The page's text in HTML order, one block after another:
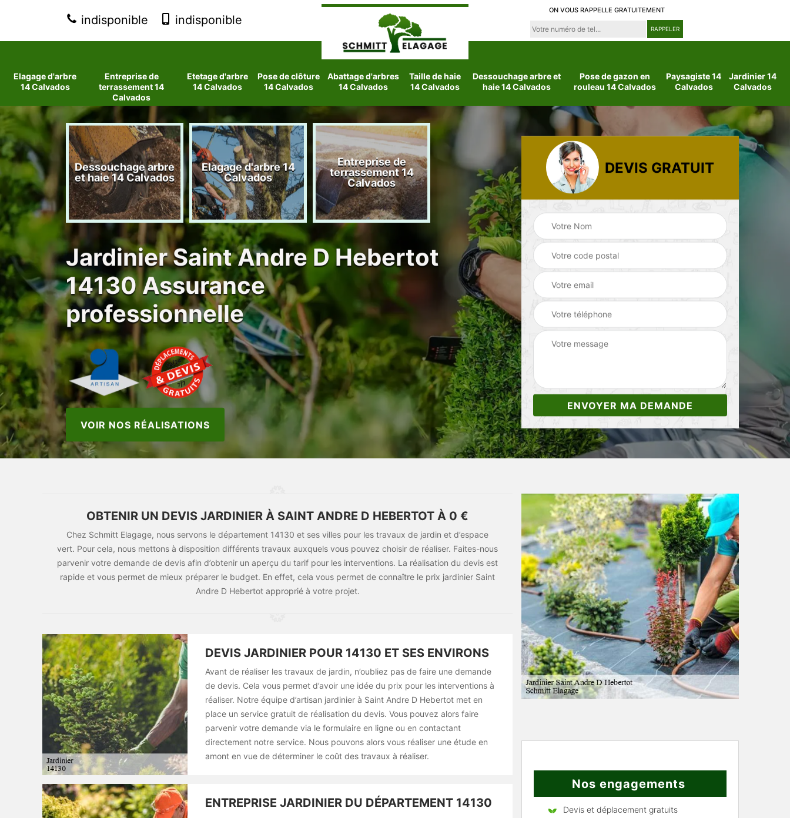
indisponible indisponible
ON VOUS RAPPELLE GRATUITEMENT
Elagage d'arbre
14 Calvados
Entreprise de
terrassement 14
Calvados
Etetage d'arbre
14 Calvados
Pose de clôture
14 Calvados
Abattage d'arbres
14 Calvados
Taille de haie
14 Calvados
Dessouchage arbre et
haie 14 Calvados
Pose de gazon en
rouleau 14 Calvados
Paysagiste 14
Calvados
Jardinier 14
Calvados
d'arbres
Dessouchage arbre
et haie 14 Calvados
Elagage d'arbre 14
Calvados
Entreprise de
terrassement 14
Calvados
Etetage d'arbre 14
Calvados
Jardinier 14
Calvados
Paysagiste 14
Jardinier Saint Andre D Hebertot
14130 Assurance
professionnelle
VOIR NOS RÉALISATIONS
DEVIS GRATUIT
OBTENIR UN DEVIS JARDINIER À SAINT ANDRE D HEBERTOT À 0 €
Chez Schmitt Elagage, nous servons le département 14130 et ses villes pour les travaux de jardin et d’espace
vert. Pour cela, nous mettons à disposition différents travaux auxquels vous pouvez choisir de réaliser. Faites-nous
parvenir votre demande de devis afin d’obtenir un aperçu du tarif pour les interventions. La réalisation du devis est
rapide et vous permet de mieux préparer le budget. En effet, cela vous permet de connaître le prix jardinier Saint
Andre D Hebertot approprié à votre projet.
DEVIS JARDINIER POUR 14130 ET SES ENVIRONS
Avant de réaliser les travaux de jardin, n’oubliez pas de faire une demande
de devis. Cela vous permet d’avoir une idée du prix pour les interventions à
réaliser. Notre équipe d’artisan jardinier à Saint Andre D Hebertot met en
place un service gratuit de réalisation du devis. Vous pouvez alors faire
parvenir votre demande via le formulaire en ligne ou en contactant
directement notre service. Nous pouvons alors vous réaliser une étude en
amont en vue de déterminer le coût des travaux à réaliser.
ENTREPRISE JARDINIER DU DÉPARTEMENT 14130
Nos engagements
Devis et déplacement gratuits